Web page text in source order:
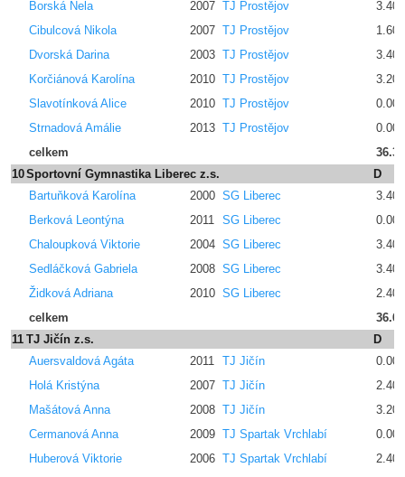
Borská Nela
2007 TJ Prostějov
3.400
Cibulcová Nikola
2007 TJ Prostějov
1.600
Dvorská Darina
2003 TJ Prostějov
3.400
Korčiánová Karolína
2010 TJ Prostějov
3.200
Slavotínková Alice
2010 TJ Prostějov
0.00
Strnadová Amálie
2013 TJ Prostějov
0.00
celkem
10Sportovní Gymnastika Liberec z.s.
D
Bartuňková Karolína
2000 SG Liberec
3.400
Berková Leontýna
2011 SG Liberec
0.00
Chaloupková Viktorie
2004 SG Liberec
3.400
Sedláčková Gabriela
2008 SG Liberec
3.400
Židková Adriana
2010 SG Liberec
2.400
celkem
11 TJ Jičín z.s.
D
Auersvaldová Agáta
2011 TJ Jičín
0.00
Holá Kristýna
2007 TJ Jičín
2.400
Mašátová Anna
2008 TJ Jičín
3.200
Cermanová Anna
2009 TJ Spartak Vrchlabí
0.00
Huberová Viktorie
2006 TJ Spartak Vrchlabí
2.400